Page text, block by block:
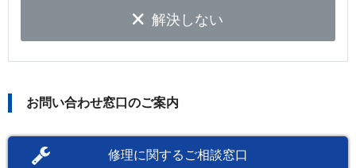
解決しない
お問い合わせ窓口のご案内
修理に関するご相談窓口